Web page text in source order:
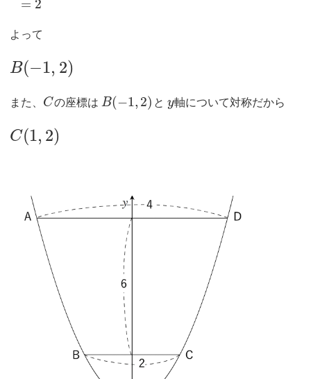
= 2
よって
B(−1, 2)
また、 Cの座標は B(−1, 2) と y軸について対称だから
C(1, 2)